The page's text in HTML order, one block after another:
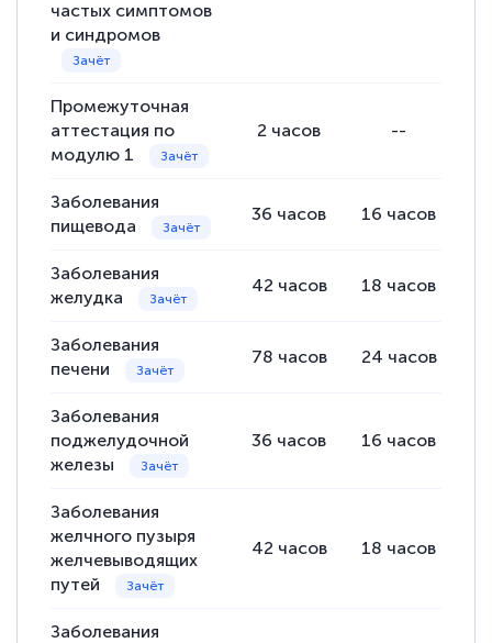
частых симптомов
и синдромов
Промежуточная
аттестация по
модулю 1
2 часов --
Заболевания
пищевода
36 часов 16 часов
Заболевания
желудка
42 часов 18 часов
Заболевания
печени
78 часов 24 часов
Заболевания
поджелудочной
железы
36 часов 16 часов
Заболевания
желчного пузыря
желчевыводящих
путей
42 часов 18 часов
Заболевания